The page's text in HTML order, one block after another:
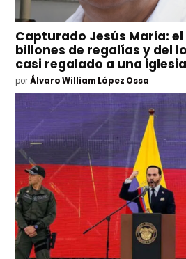
Capturado Jesús Maria:
billones de regalías y del
casi regalado a una iglesia
por Álvaro William López Ossa